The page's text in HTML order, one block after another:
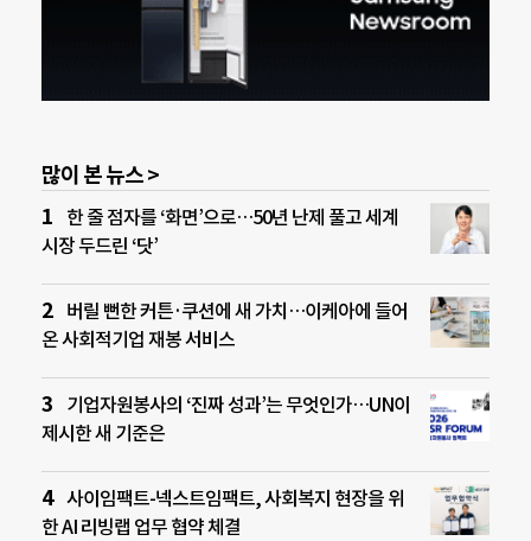
많이 본 뉴스 >
한 줄 점자를 ‘화면’으로…50년 난제 풀고 세계
시장 두드린 ‘닷’
버릴 뻔한 커튼·쿠션에 새 가치…이케아에 들어
온 사회적기업 재봉 서비스
기업자원봉사의 ‘진짜 성과’는 무엇인가…UN이
제시한 새 기준은
사이임팩트-넥스트임팩트, 사회복지 현장을 위
한 AI 리빙랩 업무 협약 체결